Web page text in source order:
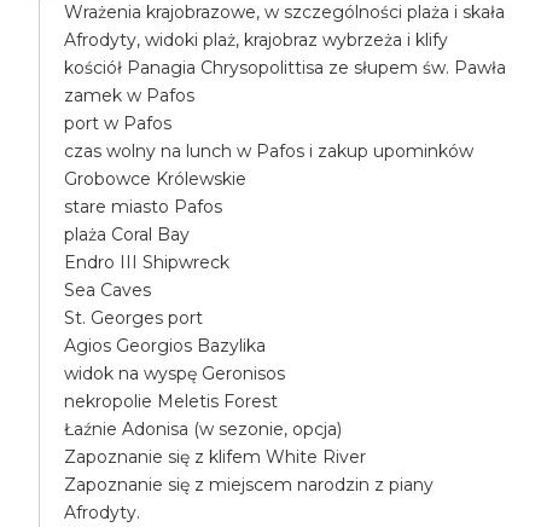
Wrażenia krajobrazowe, w szczególności plaża i skała
Afrodyty, widoki plaż, krajobraz wybrzeża i klify
kościół Panagia Chrysopolittisa ze słupem św. Pawła
zamek w Pafos
port w Pafos
czas wolny na lunch w Pafos i zakup upominków
Grobowce Królewskie
stare miasto Pafos
plaża Coral Bay
Endro III Shipwreck
Sea Caves
St. Georges port
Agios Georgios Bazylika
widok na wyspę Geronisos
nekropolie Meletis Forest
Łaźnie Adonisa (w sezonie, opcja)
Zapoznanie się z klifem White River
Zapoznanie się z miejscem narodzin z piany
Afrodyty.